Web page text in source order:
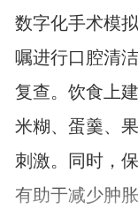
数字化手术模
嘱进行口腔清
复查。饮食上
米糊、蛋羹、
刺激。同时，
有助于减少肿